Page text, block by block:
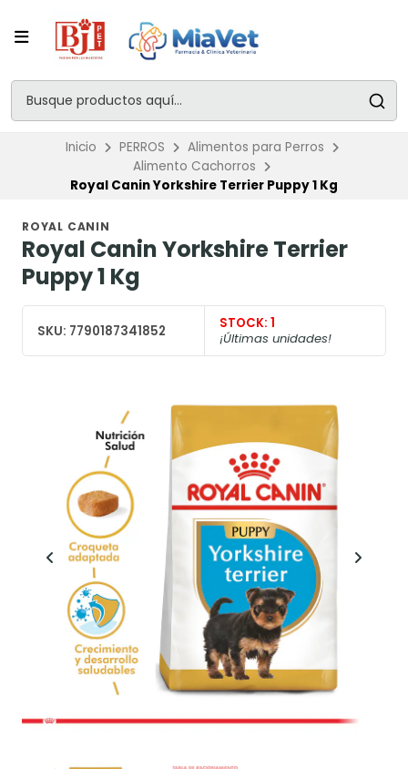
Inicio PERROS
Alimentos para Perros
Alimento Cachorros
Royal Canin Yorkshire Terrier Puppy 1 Kg
ROYAL CANIN
Royal Canin Yorkshire Terrier
Puppy 1 Kg
SKU: 7790187341852 STOCK: 1
¡Últimas unidades!